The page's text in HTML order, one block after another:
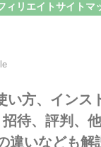
ィリエイトサイトマ
方、インス
待、評判、
違いなども解